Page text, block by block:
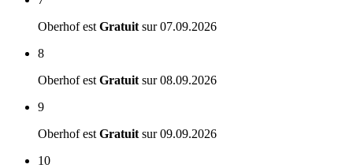
Oberhof est Gratuit sur07.09.2026
8
Oberhof est Gratuit sur08.09.2026
9
Oberhof est Gratuit sur09.09.2026
10